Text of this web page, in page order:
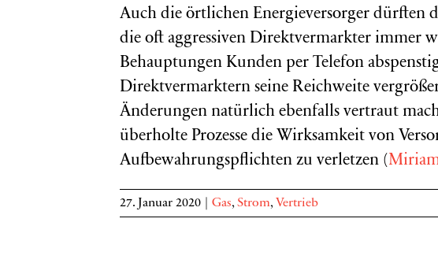
Auch die örtlichen Energieversorger dürften
die oft aggressiven Direktvermarkter immer
Behauptungen Kunden per Telefon
Direktvermarktern seine Reichweite
Änderungen natürlich ebenfalls vertraut
überholte Prozesse die Wirksamkeit von
Aufbewahrungspflichten zu verletzen (
27. Januar 2020 Gas, Strom, Vertrieb